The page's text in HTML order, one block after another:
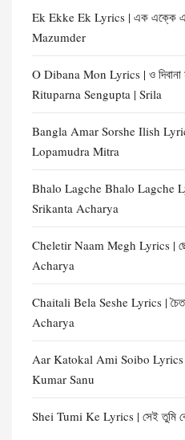
Ek Ekke Ek Lyrics | এক এক্কে
Mazumder
O Dibana Mon Lyrics | ও
Rituparna Sengupta | Srila
Bangla Amar Sorshe Ilish Lyrics
Lopamudra Mitra
Bhalo Lagche Bhalo Lagche
Srikanta Acharya
Cheletir Naam Megh Lyrics |
Acharya
Chaitali Bela Seshe Lyrics |
Acharya
Aar Katokal Ami Soibo Lyrics
Kumar Sanu
Shei Tumi Ke Lyrics | সেই তুমি